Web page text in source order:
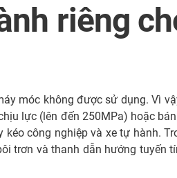
riêng
móc không được sử dụng. Vì
lực (lên đến 250MPa) hoặc
công nghiệp và xe tự hành.
trơn và thanh dẫn hướng tuyến